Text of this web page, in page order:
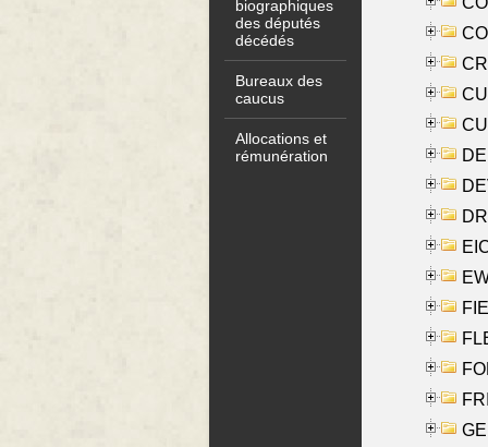
biographiques
des députés
décédés
Bureaux des
caucus
Allocations et
rémunération